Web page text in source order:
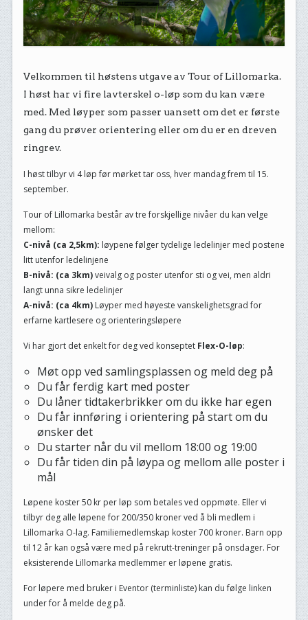
Velkommen til høstens utgave av Tour of Lillomarka.
I høst har vi fire lavterskel o-løp som du kan være
med. Med løyper som passer uansett om det er første
gang du prøver orientering eller om du er en dreven
ringrev.
I høst tilbyr vi 4 løp før mørket tar oss, hver mandag frem til 15.
september.
Tour of Lillomarka består av tre forskjellige nivåer du kan velge
mellom:
C-nivå (ca 2,5km): løypene følger tydelige ledelinjer med postene
litt utenfor ledelinjene
B-nivå: (ca 3km)veivalg og poster utenfor sti og vei, men aldri
langt unna sikre ledelinjer
A-nivå: (ca 4km)Løyper med høyeste vanskelighetsgrad for
erfarne kartlesere og orienteringsløpere
Vi har gjort det enkelt for deg ved konseptet Flex-O-løp:
Møt opp ved samlingsplassen og meld deg på
Du får ferdig kart med poster
Du låner tidtakerbrikker om du ikke har egen
Du får innføring i orientering på start om du
ønsker det
Du starter når du vil mellom 18:00 og 19:00
Du får tiden din på løypa og mellom alle poster i
mål
Løpene koster 50 kr per løp som betales ved oppmøte. Eller vi
tilbyr deg alle løpene for 200/350 kroner ved å bli medlem i
Lillomarka O-lag. Familiemedlemskap koster 700 kroner. Barn opp
til 12 år kan også være med på rekrutt-treninger på onsdager. For
eksisterende Lillomarka medlemmer er løpene gratis.
For løpere med bruker i Eventor (terminliste) kan du følge linken
under for å melde deg på.